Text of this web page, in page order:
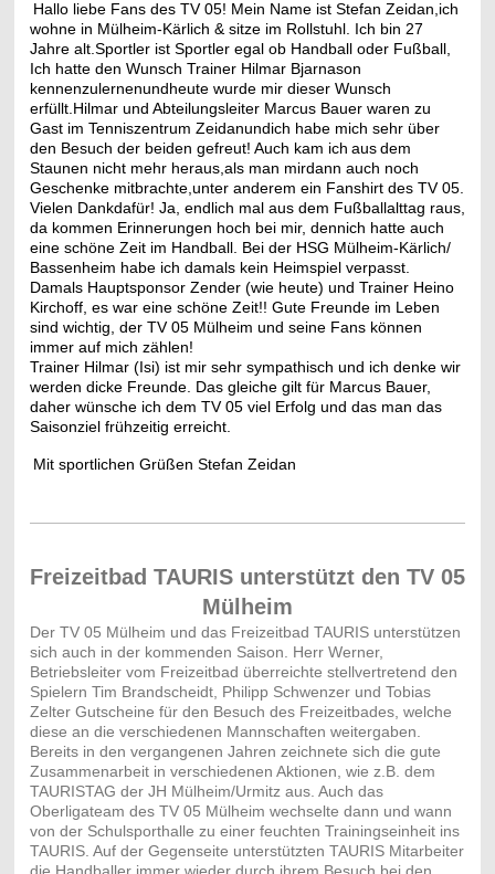
Hallo liebe Fans des TV 05! Mein Name ist Stefan Zeidan ich
wohne in Mülheim-Kärlich & sitze im Rollstuhl. Ich bin 27
Jahre alt. Sportler ist Sportler egal ob Handball oder Fußball,
Ich hatte den Wunsch Trainer Hilmar Bjarnason
kennenzulernenundheute wurde mir dieser Wunsch
erfüllt. Hilmar und Abteilungsleiter Marcus Bauer waren zu
Gast im Tenniszentrum Zeidanundich habe mich sehr über
den Besuch der beiden gefreut! Auch kam ich ausdem
Staunen nicht mehr heraus, als man mirdann auch noch
Geschenke mitbrachte, unter anderem ein Fanshirt des TV 05.
Vielen Dankdafür! Ja, endlich mal aus dem Fußballalttag raus,
da kommen Erinnerungen hoch bei mir, dennich hatte auch
eine schöne Zeit im Handball. Bei der HSG Mülheim-Kärlich/
Bassenheim habe ich damals kein Heimspiel verpasst.
Damals Hauptsponsor Zender (wie heute) und Trainer Heino
Kirchoff, es war eine schöne Zeit!! Gute Freunde im Leben
sind wichtig, der TV 05 Mülheim und seine Fans können
immer auf mich zählen!
Trainer Hilmar (Isi) ist mir sehr sympathisch und ich denke wir
werden dicke Freunde. Das gleiche gilt für Marcus Bauer,
daher wünsche ich dem TV 05 viel Erfolg und das man das
Saisonziel frühzeitig erreicht.
Mit sportlichen Grüßen Stefan Zeidan
Freizeitbad TAURIS unterstützt den TV 05
Mülheim
Der TV 05 Mülheim und das Freizeitbad TAURIS unterstützen
sich auch in der kommenden Saison. Herr Werner,
Betriebsleiter vom Freizeitbad überreichte stellvertretend den
Spielern Tim Brandscheidt, Philipp Schwenzer und Tobias
Zelter Gutscheine für den Besuch des Freizeitbades, welche
diese an die verschiedenen Mannschaften weitergaben.
Bereits in den vergangenen Jahren zeichnete sich die gute
Zusammenarbeit in verschiedenen Aktionen, wie z.B. dem
TAURISTAG der JH Mülheim/Urmitz aus. Auch das
Oberligateam des TV 05 Mülheim wechselte dann und wann
von der Schulsporthalle zu einer feuchten Trainingseinheit ins
TAURIS. Auf der Gegenseite unterstützten TAURIS Mitarbeiter
die Handballer immer wieder durch ihrem Besuch bei den